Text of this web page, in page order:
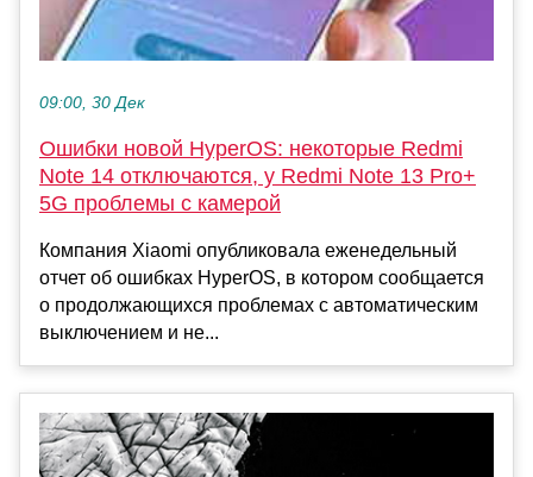
09:00, 30 Дек
Ошибки новой HyperOS: некоторые Redmi
Note 14 отключаются, у Redmi Note 13 Pro+
5G проблемы с камерой
Компания Xiaomi опубликовала еженедельный
отчет об ошибках HyperOS, в котором сообщается
о продолжающихся проблемах с автоматическим
выключением и не...